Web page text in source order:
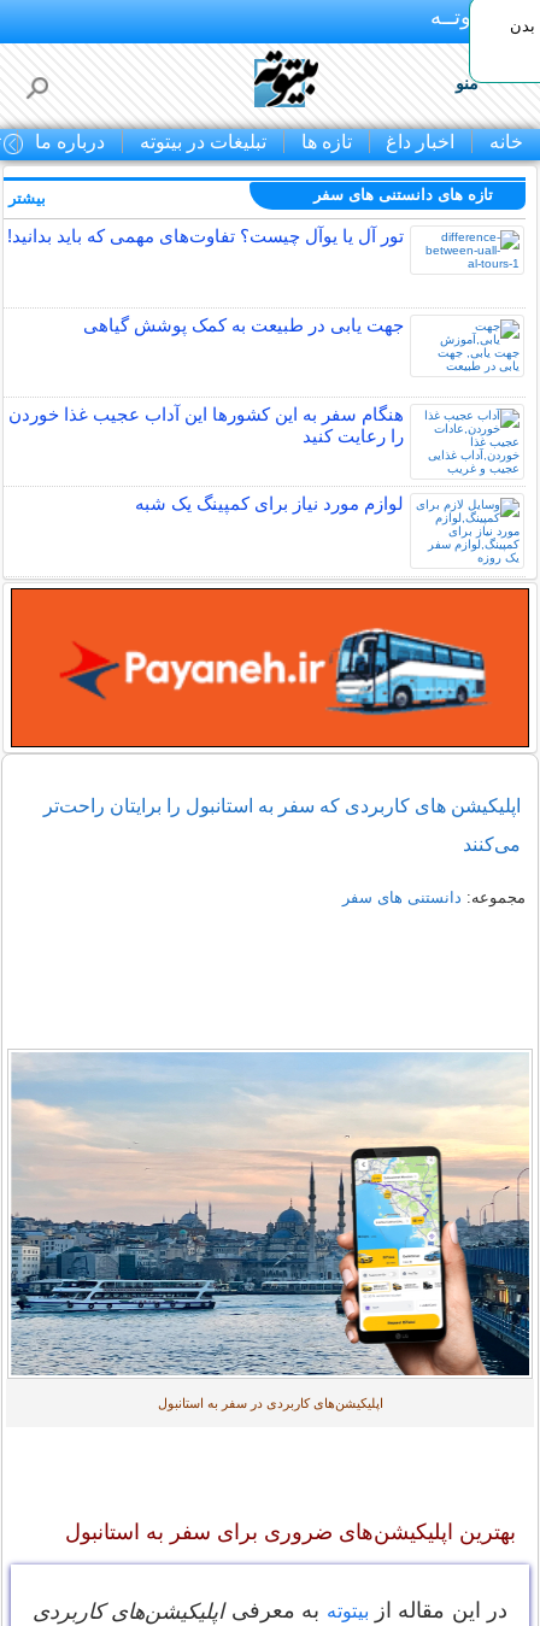
بـیتوتــه
منو
خانه اخبار داغ تازه ها تبلیغات در بیتوته درباره ما
تازه های دانستنی های سفر
تور آل یا یوآل چیست؟ تفاوت‌های مهمی که باید بدانید!
جهت یابی در طبیعت به کمک پوشش گیاهی
هنگام سفر به این کشورها این آداب عجیب غذا خوردن
را رعایت کنید
لوازم مورد نیاز برای کمپینگ یک شبه
بیشتر
اپلیکیشن های کاربردی که سفر به استانبول را برایتان راحت‌تر
می‌کنند
مجموعه: دانستنی های سفر
اپلیکیشن‌های کاربردی در سفر به استانبول
بهترین اپلیکیشن‌های ضروری برای سفر به استانبول
در این مقاله از بیتوته به معرفیاپلیکیشن‌های کاربردی